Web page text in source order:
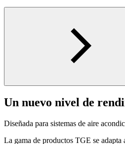
Un nuevo nivel de
Diseñada para sistemas de aire
La gama de productos TGE se